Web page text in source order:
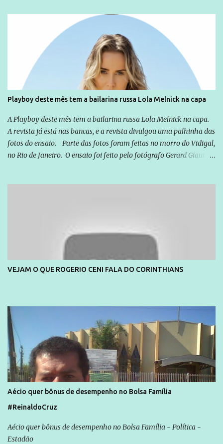
empreendedor da comunicação, que além de informação
cotidiana, corriqueira e cada vez mais preocupantes, do tipo que
você já esta acostumado a ver neste espaço, vou trabalhar a ideia
que possibilite distribuir não só informações, mas que gere de
forma consistente a riqueza do conhecimento... Exemplo: o
cidadão brasileiro não precisa só ser informado sobre operações
da Lava Jato, Reformas que podem retirar ou não direitos, ou
quem vai ser preso ou não; é preciso levar até as pessoas, do mais
simples ao mais burguês, o que diz a nossa Constituição, quais são
seus direitos e deveres em ...
Playboy deste mês tem a bailarina russa Lola Melnick na capa
A Playboy deste mês tem a bailarina russa Lola Melnick na capa.
A revista já está nas bancas, e a revista divulgou uma palhinha das
fotos do ensaio. Parte das fotos foram feitas no morro do Vidigal,
no Rio de Janeiro. O ensaio foi feito pelo fotógrafo Gerard Giaume
VEJAM O QUE ROGERIO CENI FALA DO CORINTHIANS
Aécio quer bônus de desempenho no Bolsa Família
#ReinaldoCruz
Aécio quer bônus de desempenho no Bolsa Família - Política -
Estadão